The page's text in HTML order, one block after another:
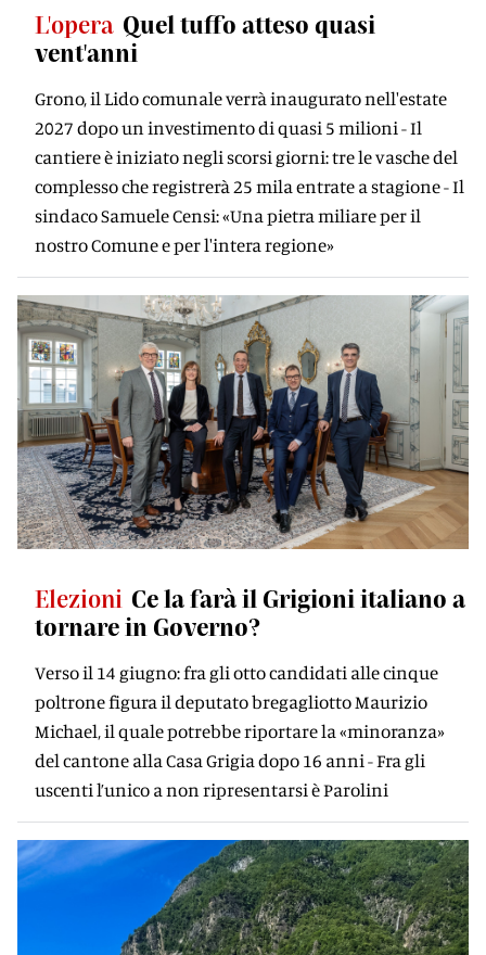
L'opera Quel tuffo atteso quasi
vent'anni
Grono, il Lido comunale verrà inaugurato nell'estate
2027 dopo un investimento di quasi 5 milioni - Il
cantiere è iniziato negli scorsi giorni: tre le vasche del
complesso che registrerà 25 mila entrate a stagione - Il
sindaco Samuele Censi: «Una pietra miliare per il
nostro Comune e per l'intera regione»
Elezioni Ce la farà il Grigioni italiano a
tornare in Governo?
Verso il 14 giugno: fra gli otto candidati alle cinque
poltrone figura il deputato bregagliotto Maurizio
Michael, il quale potrebbe riportare la «minoranza»
del cantone alla Casa Grigia dopo 16 anni - Fra gli
uscenti l’unico a non ripresentarsi è Parolini